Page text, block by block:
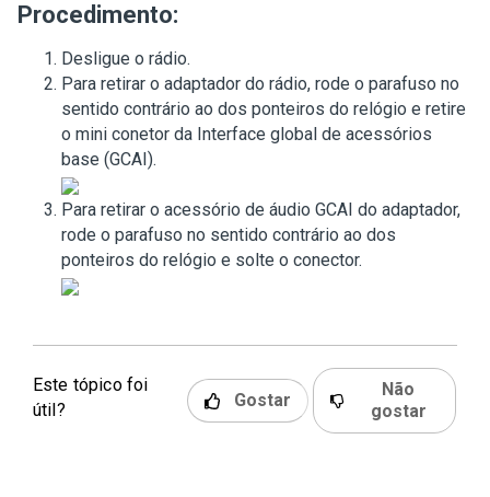
Procedimento:
Desligue o rádio.
Para retirar o adaptador do rádio, rode o parafuso no
sentido contrário ao dos ponteiros do relógio e retire
o mini conetor da Interface global de acessórios
base (GCAI).
Para retirar o acessório de áudio GCAI do adaptador,
rode o parafuso no sentido contrário ao dos
ponteiros do relógio e solte o conector.
Este tópico foi
útil?
Gostar
Não
gostar